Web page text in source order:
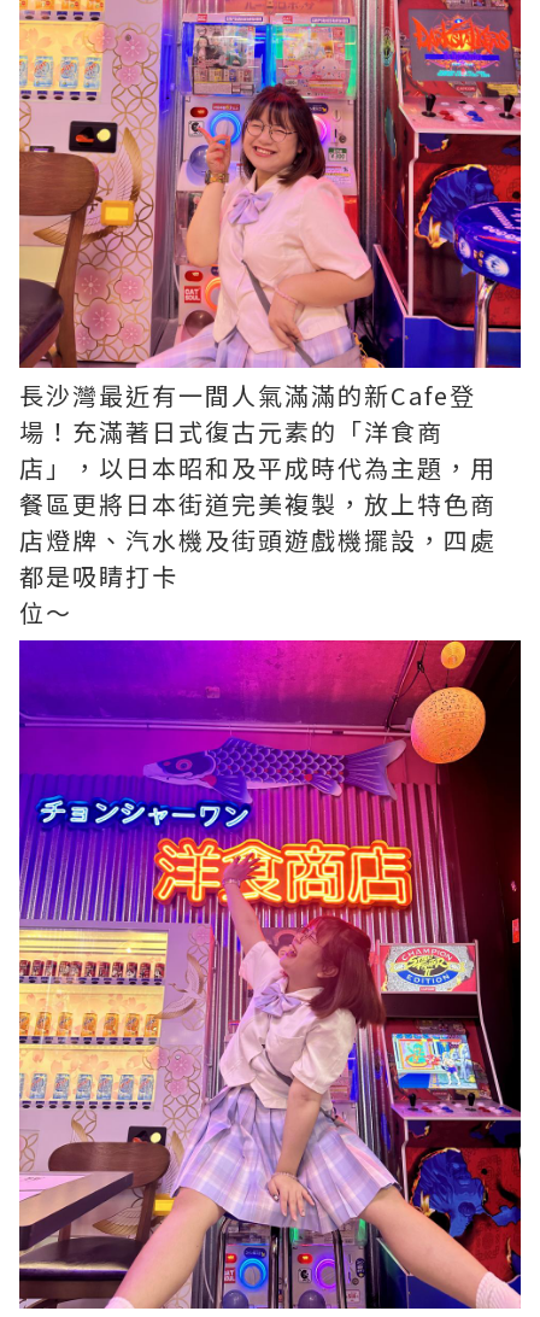
長沙灣最近有一間人氣滿滿的新Cafe登
場！充滿著日式復古元素的「洋食商
店」，以日本昭和及平成時代為主題，用
餐區更將日本街道完美複製，放上特色商
店燈牌、汽水機及街頭遊戲機擺設，四處
都是吸睛打卡
位～